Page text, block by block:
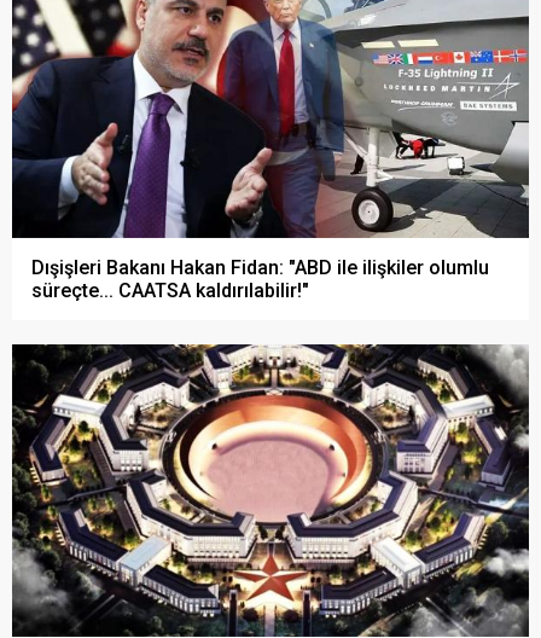
Dışişleri Bakanı Hakan Fidan: "ABD ile ilişkiler olumlu
süreçte... CAATSA kaldırılabilir!"